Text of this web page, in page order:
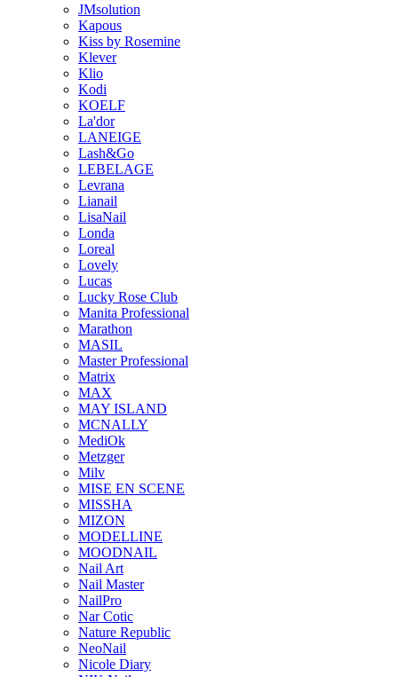
JMsolution
Kapous
Kiss by Rosemine
Klever
Klio
Kodi
KOELF
La'dor
LANEIGE
Lash&Go
LEBELAGE
Levrana
Lianail
LisaNail
Londa
Loreal
Lovely
Lucas
Lucky Rose Club
Manita Professional
Marathon
MASIL
Master Professional
Matrix
MAX
MAY ISLAND
MCNALLY
MediOk
Metzger
Milv
MISE EN SCENE
MISSHA
MIZON
MODELLINE
MOODNAIL
Nail Art
Nail Master
NailPro
Nar Cotic
Nature Republic
NeoNail
Nicole Diary